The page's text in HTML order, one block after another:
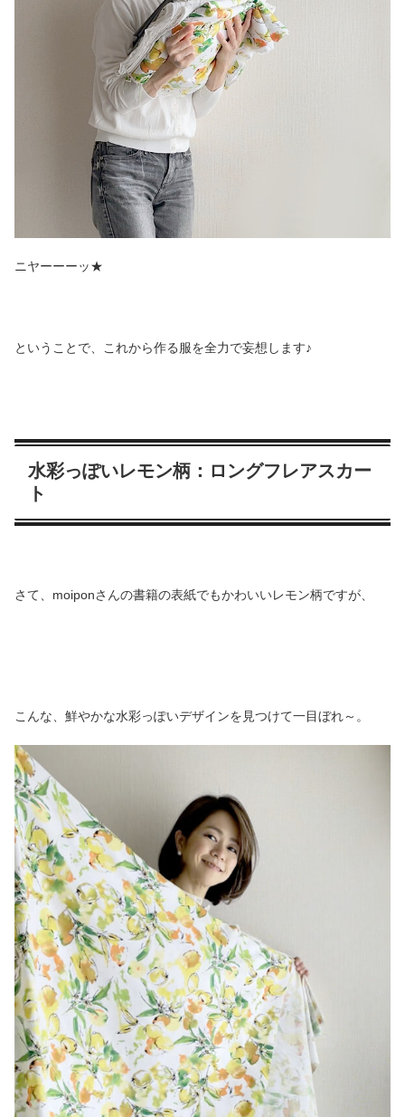
ニヤーーーッ★
ということで、これから作る服を全力で妄想します♪
水彩っぽいレモン柄：ロングフレアスカー
ト
さて、moiponさんの書籍の表紙でもかわいいレモン柄ですが、
こんな、鮮やかな水彩っぽいデザインを見つけて一目ぼれ～。